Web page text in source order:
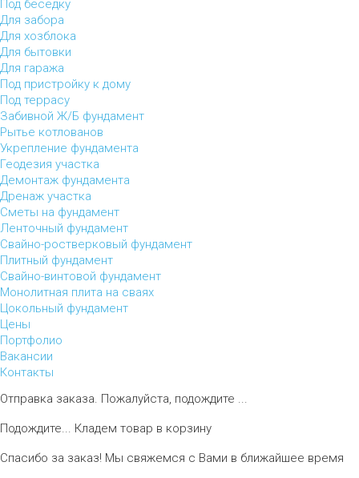
Под беседку
Для забора
Для хозблока
Для бытовки
Для гаража
Под пристройку к дому
Под террасу
Забивной Ж/Б фундамент
Рытье котлованов
Укрепление фундамента
Геодезия участка
Демонтаж фундамента
Дренаж участка
Сметы на фундамент
Ленточный фундамент
Свайно-ростверковый фундамент
Плитный фундамент
Свайно-винтовой фундамент
Монолитная плита на сваях
Цокольный фундамент
Цены
Портфолио
Вакансии
Контакты
Отправка заказа. Пожалуйста, подождите ...
Подождите... Кладем товар в корзину
Спасибо за заказ! Мы свяжемся с Вами в ближайшее время